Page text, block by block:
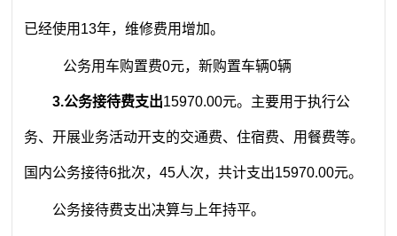
已经使用13年，维修费用增加。
公务用车购置费0元，新购置车辆0辆
3.公务接待费支出15970.00元。主要用于执行公
务、开展业务活动开支的交通费、住宿费、用餐费等。
国内公务接待6批次，45人次，共计支出15970.00元。
公务接待费支出决算与上年持平。